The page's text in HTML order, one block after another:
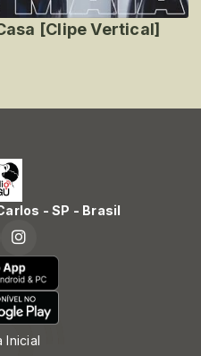
[Clipe Vertical]
- SP - Brasil
Inicial